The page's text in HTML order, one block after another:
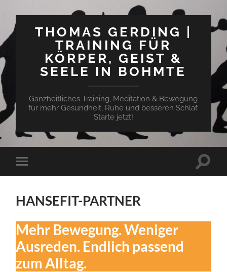
THOMAS GERDING |
TRAINING FÜR
KÖRPER, GEIST &
SEELE IN BOHMTE
Ganzheitliches Training, Meditation & Bewegung
für mehr Gesundheit, Ruhe und besseren Schlaf.
Starte jetzt!
Mobile-
Menü
HANSEFIT-PARTNER
Mehr Bewegung. Weniger
Ausreden. Endlich passend
zum Alltag.